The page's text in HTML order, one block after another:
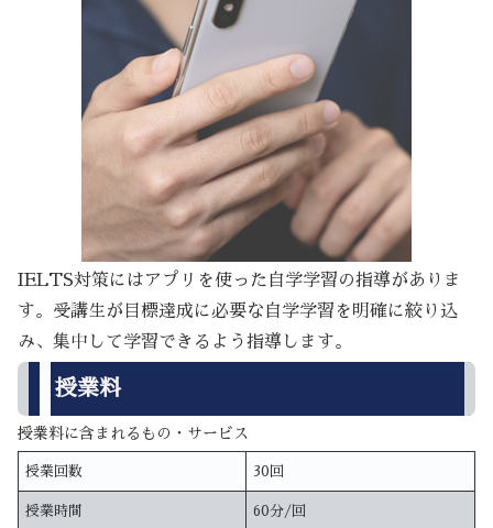
IELTS対策にはアプリを使った自学学習の指導がありま
す。受講生が目標達成に必要な自学学習を明確に絞り込
み、集中して学習できるよう指導します。
授業料
授業料に含まれるもの・サービス
授業回数 30回
授業時間 60分/回